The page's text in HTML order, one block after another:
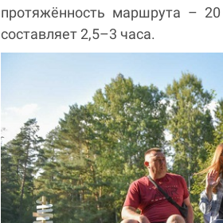
протяжённость маршрута –
составляет 2,5–3 часа.